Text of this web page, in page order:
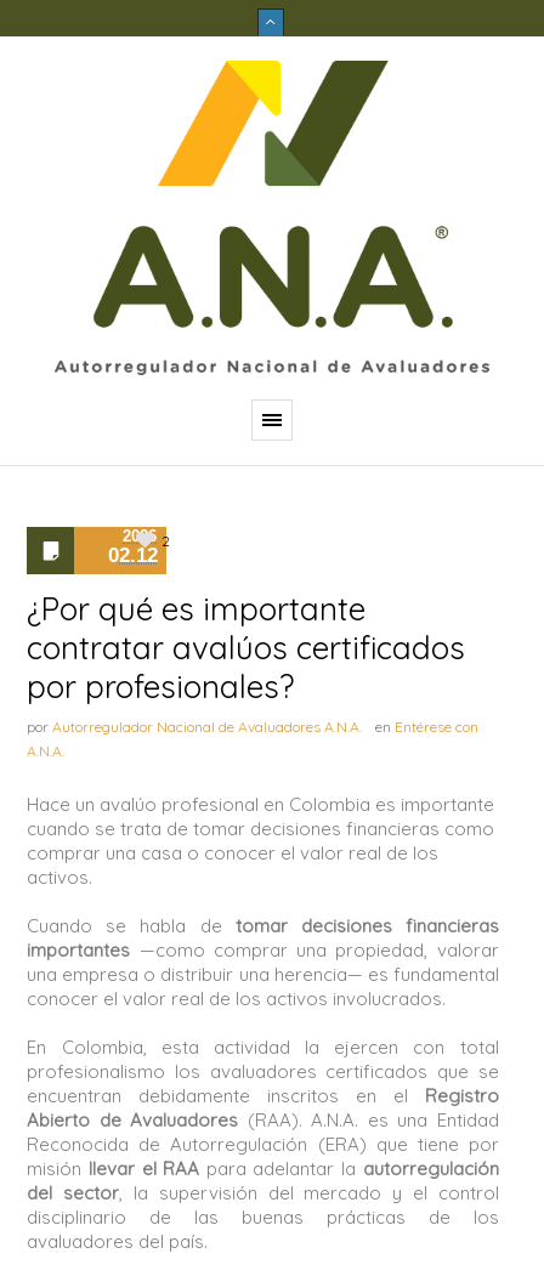
2026
02.12
2
¿Por qué es importante
contratar avalúos certificados
por profesionales?
porAutorregulador Nacional de Avaluadores A.N.A. en Entérese con
A.N.A.
Hace un avalúo profesional en Colombia es importante
cuando se trata de tomar decisiones financieras como
comprar una casa o conocer el valor real de los
activos.
Cuando se habla de tomar decisiones financieras
importantes —como comprar una propiedad, valorar
una empresa o distribuir una herencia— es fundamental
conocer el valor real de los activos involucrados.
En Colombia, esta actividad la ejercen con total
profesionalismo los avaluadores certificados que se
encuentran debidamente inscritos en el Registro
Abierto de Avaluadores (RAA). A.N.A. es una Entidad
Reconocida de Autorregulación (ERA) que tiene por
misión llevar el RAA para adelantar la autorregulación
del sector, la supervisión del mercado y el control
disciplinario de las buenas prácticas de los
avaluadores del país.